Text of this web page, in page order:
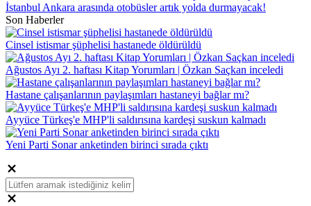
İstanbul Ankara arasında otobüsler artık yolda durmayacak!
Son Haberler
Cinsel istismar şüphelisi hastanede öldürüldü
Ağustos Ayı 2. haftası Kitap Yorumları | Özkan Saçkan inceledi
Hastane çalışanlarının paylaşımları hastaneyi bağlar mı?
Ayyüce Türkeş'e MHP'li saldırısına kardeşi suskun kalmadı
Yeni Parti Sonar anketinden birinci sırada çıktı